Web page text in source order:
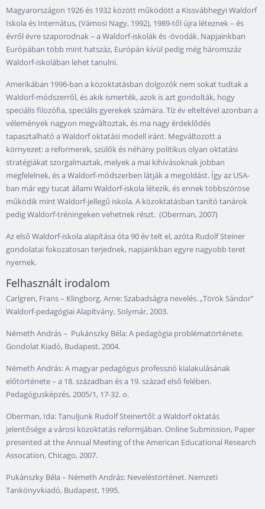
Magyarországon 1926 és 1932 között működött a Kissvábhegyi Waldorf
Iskola és Internátus, (Vámosi Nagy, 1992), 1989-től újra léteznek – és
évről évre szaporodnak – a Waldorf-iskolák és -óvodák. Napjainkban
Európában több mint hatszáz, Európán kívül pedig még háromszáz
Waldorf-iskolában lehet tanulni.
Amerikában 1996-ban a közoktatásban dolgozók nem sokat tudtak a
Waldorf-módszerről, és akik ismerték, azok is azt gondolták, hogy
speciális filozófia, speciális gyerekek számára. Tíz év elteltével azonban a
vélemények nagyon megváltoztak, és ma nagy érdeklődés
tapasztalható a Waldorf oktatási modell iránt. Megváltozott a
környezet: a reformerek, szülők és néhány politikus olyan oktatási
stratégiákat szorgalmaztak, melyek a mai kihívásoknak jobban
megfelelnek, és a Waldorf-módszerben látják a megoldást. Így az USA-
ban már egy tucat állami Waldorf-iskola létezik, és ennek többszöröse
működik mint Waldorf-jellegű iskola. A közoktatásban tanító tanárok
pedig Waldorf-tréningeken vehetnek részt. (Oberman, 2007)
Az első Waldorf-iskola alapítása óta 90 év telt el, azóta Rudolf Steiner
gondolatai fokozatosan terjednek, napjainkban egyre nagyobb teret
nyernek.
Felhasznált irodalom
Carlgren, Frans – Klingborg, Arne: Szabadságra nevelés. „Török Sándor”
Waldorf-pedagógiai Alapítvány, Solymár, 2003.
Németh András – Pukánszky Béla: A pedagógia problématörténete.
Gondolat Kiadó, Budapest, 2004.
Németh András: A magyar pedagógus professzió kialakulásának
előtörténete – a 18. században és a 19. század első felében.
Pedagógusképzés, 2005/1, 17-32. o.
Oberman, Ida: Tanuljunk Rudolf Steinertől: a Waldorf oktatás
jelentősége a városi közoktatás reformjában. Online Submission, Paper
presented at the Annual Meeting of the American Educational Research
Assocation, Chicago, 2007.
Pukánszky Béla – Németh András: Neveléstörténet. Nemzeti
Tankönyvkiadó, Budapest, 1995.